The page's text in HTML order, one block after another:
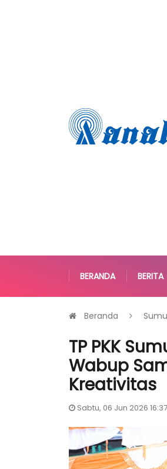
BERANDA BERITA
Beranda
TP PKK
Wabup
Kreativitas
Sabtu, 06 Jun 2026